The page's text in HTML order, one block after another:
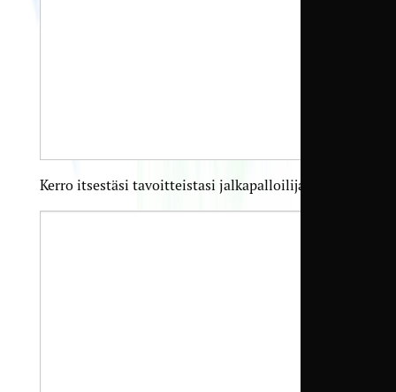
Kerro itsestäsi tavoitteistasi jalkapalloilijana